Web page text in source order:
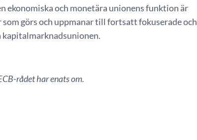
ekonomiska och monetära unionens funktion är
görs och uppmanar till fortsatt fokuserade och
rådet har enats om.